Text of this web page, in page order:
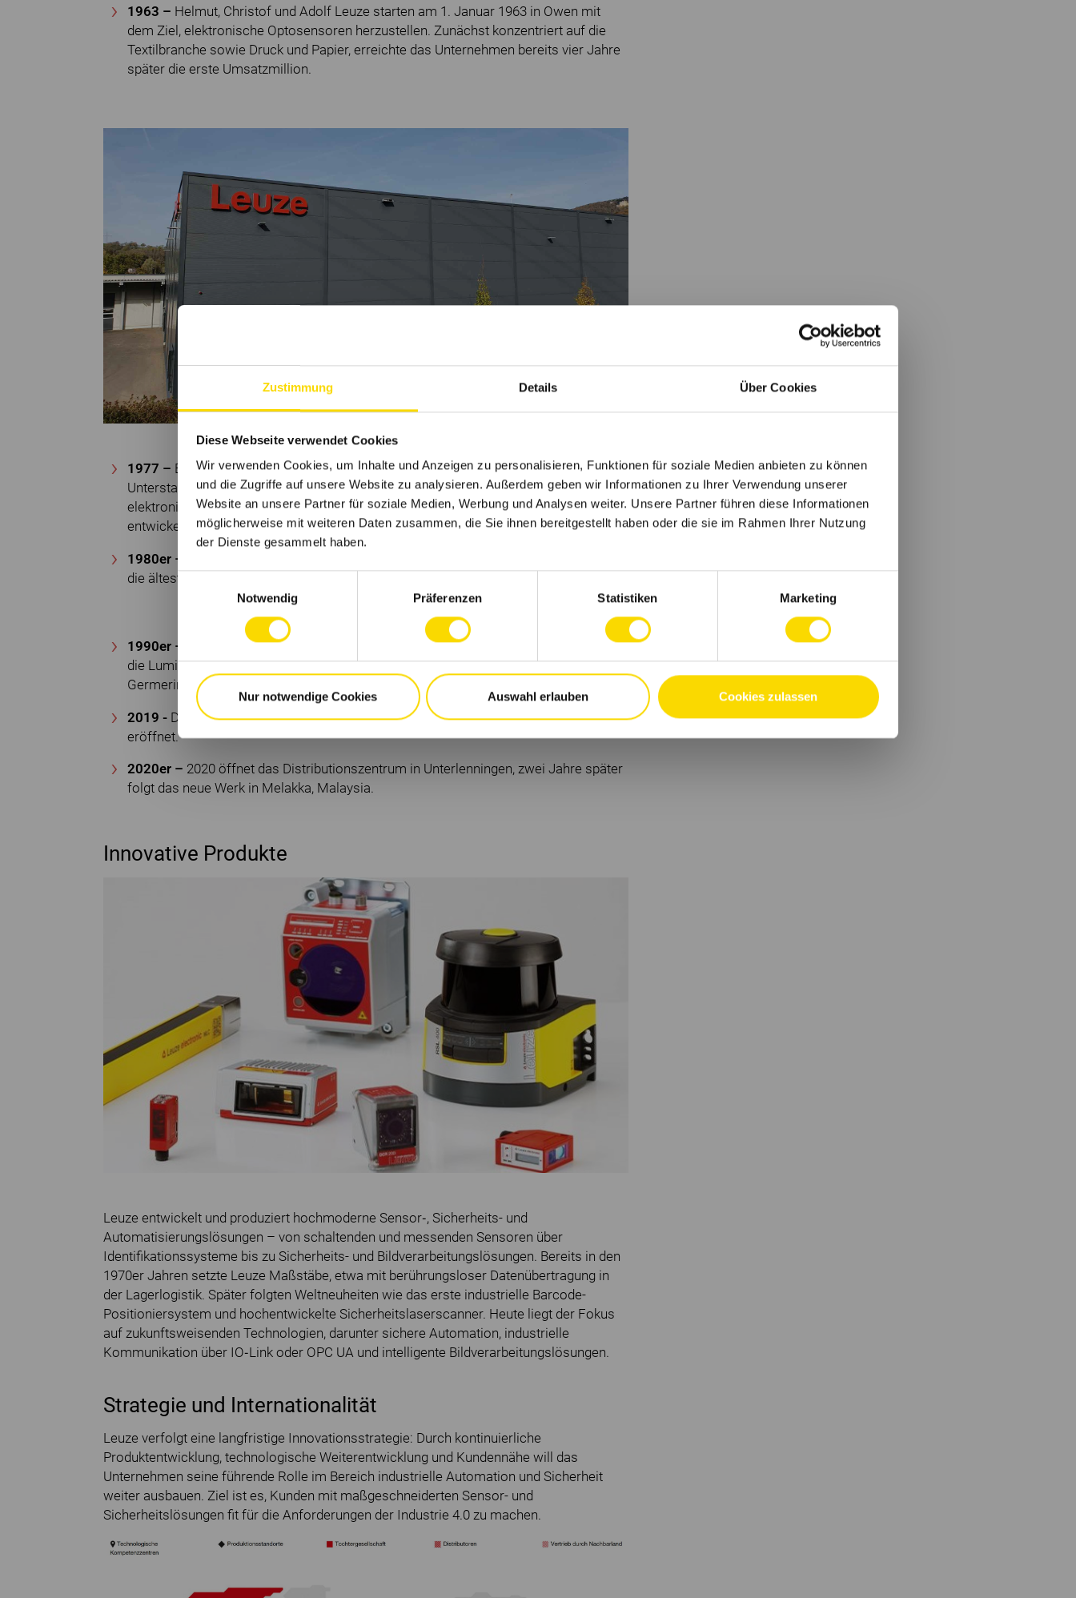
Zustimmung Details Über Cookies
Diese Webseite verwendet Cookies
Wir verwenden Cookies, um Inhalte und Anzeigen zu personalisieren, Funktionen für soziale Medien anbieten zu können
und die Zugriffe auf unsere Website zu analysieren. Außerdem geben wir Informationen zu Ihrer Verwendung unserer
Website an unsere Partner für soziale Medien, Werbung und Analysen weiter. Unsere Partner führen diese Informationen
möglicherweise mit weiteren Daten zusammen, die Sie ihnen bereitgestellt haben oder die sie im Rahmen Ihrer Nutzung
der Dienste gesammelt haben.
Einwilligungsauswahl
Notwendig
Präferenzen Statistiken Marketing
Nur notwendige Cookies Auswahl erlauben Cookies zulassen
1963 – Helmut, Christof und Adolf Leuze starten am 1. Januar 1963 in Owen mit
dem Ziel, elektronische Optosensoren herzustellen. Zunächst konzentriert auf die
Textilbranche sowie Druck und Papier, erreichte das Unternehmen bereits vier Jahre
später die erste Umsatzmillion.
1977 – Erste Tochtergesellschaft: Gründung der Leuze Opto Electronic in
Unterstadion, heute bekannt als Leuze electronic assembly GmbH. Dort werden
elektronische Baugruppen, bestückte Leiterplatten und integrierte Systeme
entwickelt, gefertigt und vertrieben.
1980er –
die ältesten internationalen Tochtergesellschaften des Unternehmens.
1990er –
Expansion nach Nord- und Südamerika, später auch nach Asien. 1993 wird
die Lumiflex GmbH übernommen; seit 2016 befindet sich der Entwicklungsstandort in
Germering bei München.
2019 - Das technologische Kompetenz- und Distributionszentrum in Singapur
eröffnet.
2020er – 2020 öffnet das Distributionszentrum in Unterlenningen, zwei Jahre später
folgt das neue Werk in Melakka, Malaysia.
Innovative Produkte
Leuze entwickelt und produziert hochmoderne Sensor‑, Sicherheits- und
Automatisierungslösungen – von schaltenden und messenden Sensoren über
Identifikationssysteme bis zu Sicherheits- und Bildverarbeitungslösungen. Bereits in den
1970er Jahren setzte Leuze Maßstäbe, etwa mit berührungsloser Datenübertragung in
der Lagerlogistik. Später folgten Weltneuheiten wie das erste industrielle Barcode-
Positioniersystem und hochentwickelte Sicherheitslaser­scanner. Heute liegt der Fokus
auf zukunftsweisenden Technologien, darunter sichere Automation, industrielle
Kommunikation über IO‑Link oder OPC UA und intelligente Bildverarbeitungslösungen.
Strategie und Internationalität
Leuze verfolgt eine langfristige Innovationsstrategie: Durch kontinuierliche
Produktentwicklung, technologische Weiterentwicklung und Kundennähe will das
Unternehmen seine führende Rolle im Bereich industrielle Automation und Sicherheit
weiter ausbauen. Ziel ist es, Kunden mit maßgeschneiderten Sensor- und
Sicherheitslösungen fit für die Anforderungen der Industrie 4.0 zu machen.